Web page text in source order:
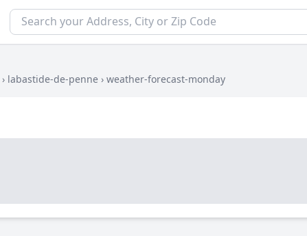
› labastide-de-penne › weather-forecast-monday